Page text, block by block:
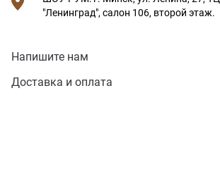
"Ленинград", салон 106, второй этаж.
Напишите нам
Доставка и оплата